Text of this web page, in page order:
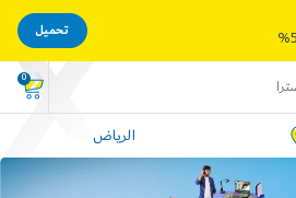
0
الرياض
تحميل